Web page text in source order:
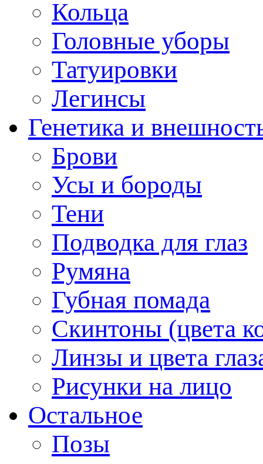
Кольца
Головные уборы
Татуировки
Легинсы
Генетика и
Брови
Усы и бороды
Тени
Подводка для глаз
Румяна
Губная помада
Скинтоны (цвета
Линзы и цвета
Рисунки на лицо
Остальное
Позы